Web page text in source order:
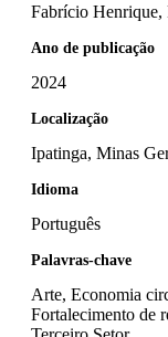
Fabrício Henrique,
Ano de publicação
2024
Localização
Ipatinga, Minas
Idioma
Português
Palavras-chave
Arte, Economia
Fortalecimento de